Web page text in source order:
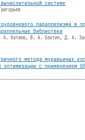
системе
параллелизма в
библиотеки
А. Катаев, В. А. Бахтин, Д. А.
метода муравьиных
оптимизации с применением